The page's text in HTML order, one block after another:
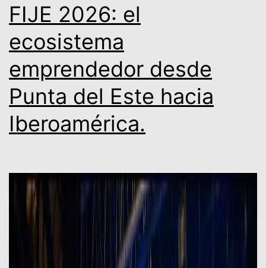
FIJE 2026: el
ecosistema
emprendedor desde
Punta del Este hacia
Iberoamérica.